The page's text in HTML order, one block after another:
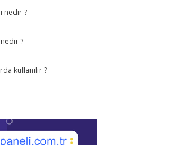
nedir ?
?
kullanılır ?